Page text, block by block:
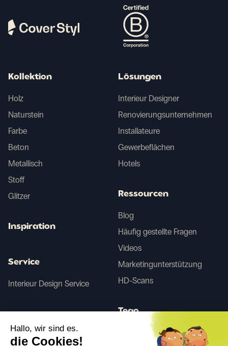
Kollektion
Holz
Naturstein
Farbe
Beton
Metallisch
Stoff
Glitzer
Inspiration
Service
Interieur Design Service
Lösungen
Interieur Designer
Renovierungsunternehmen
Installateure
Gewerbeflächen
Hotels
Ressourcen
Blog
Häufig gestellte Fragen
Videos
Marketingunterstützung
HD-Scans
Tego
Hallo, wir sind es.
die Cookies!